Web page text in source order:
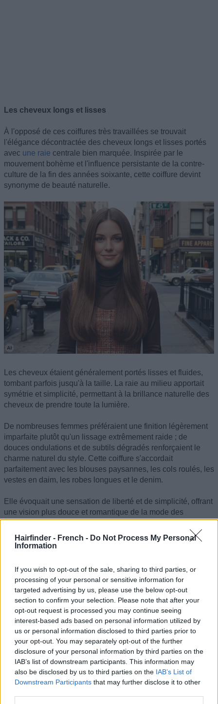
Hairfinder - French - Do Not Process My Personal
Information
If you wish to opt-out of the sale, sharing to third parties, or
processing of your personal or sensitive information for
targeted advertising by us, please use the below opt-out
section to confirm your selection. Please note that after your
opt-out request is processed you may continue seeing
interest-based ads based on personal information utilized by
us or personal information disclosed to third parties prior to
your opt-out. You may separately opt-out of the further
disclosure of your personal information by third parties on the
IAB’s list of downstream participants. This information may
also be disclosed by us to third parties on the IAB’s List of
Downstream Participants that may further disclose it to other
Les cheveux longs et lisses
À l'opposé de ces coiffures très travaillées se trouvait
l'élégance décontractée des cheveux longs et lisses portés
avec une raie centrale bien marquée. Inspirée par le
mouvement bohème et l'influence persistante de la contre-
culture de la fin des années soixante, cette coiffure devint
synonyme de beauté naturelle.
Les cheveux étaient généralement portés lisses et fluides,
tombant parfois jusqu'à la taille. La raie au milieu apportait
symétrie et simplicité, permettant à la brillance naturelle des
cheveux de prendre toute la lumière.
De nombreuses femmes préféraient une finition légèrement
imparfaite plutôt qu'un lissage extrêmement raide ; de
douces ondulations et de subtils dégradés renforçaient le
charme naturel du style. Cette coiffure s'accordait
parfaitement avec les blouses paysannes, les cols roulés, les
vestes en daim, les robes longues et le denim.
Elle évoquait une sensation de liberté et de simplicité, offrant
une vision plus douce et romantique de la mode des
seventies. Des actrices comme Ali MacGraw portaient ce
style avec une grâce naturelle, rappelant que la simplicité est
parfois la plus grande des élégances.
Le wedge
Alors que de nombreuses coiffures des années soixante-dix
privilégiaient la fluidité et la douceur, le wedge introduisit une
silhouette plus structurée. Également appelée coupe «
wedge bob », cette coiffure devint particulièrement populaire
au milieu des années 1970, offrant un contraste saisissant
avec les coiffures longues et dégradées qui dominaient
alors.